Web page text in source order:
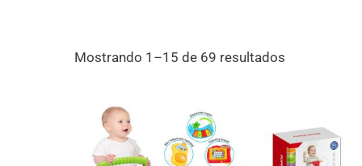
Mostrando 1–15 de 69 resultados
precio
original
era:
El
precio
actual
es: